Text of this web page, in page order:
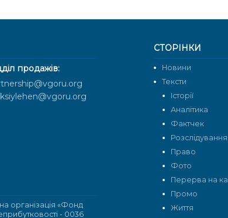
продажів:
організація «Фонд
- 0036
СТОРІНКИ
Новини
Тексти
Історії
Аналітика
Фактчек
Розслідування
Право
Фото
Перерва на
Промо
Життя